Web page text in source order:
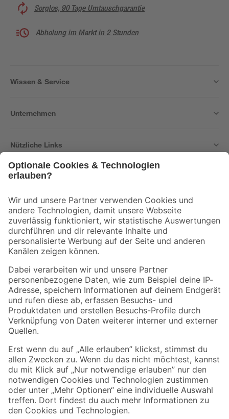
Sorglos, 90 Tage Umtauschgarantie
Abholung im Markt in 2 Stunden
Wissen & Service
Unternehmen
Nützliche Links
Der toom Newsletter: Keine Angebote und Aktionen mehr verpassen!
Zur Newsletter Anmeldung
Folge uns
Zahlungsarten Versandarten
Sicher einkaufen
Jetzt die toom-App herunterladen